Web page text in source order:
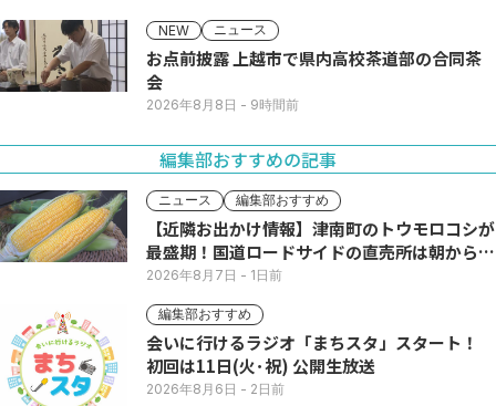
NEW ニュース
お点前披露 上越市で県内高校茶道部の合同茶
会
2026年8月8日 - 9時間前
編集部おすすめの記事
ニュース 編集部おすすめ
【近隣お出かけ情報】津南町のトウモロコシが
最盛期！国道ロードサイドの直売所は朝から長
い列
2026年8月7日 - 1日前
編集部おすすめ
会いに行けるラジオ「まちスタ」スタート！
初回は11日(火･祝) 公開生放送
2026年8月6日 - 2日前